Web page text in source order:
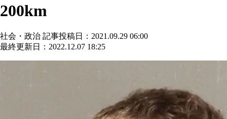
200km
社会・政治 記事投稿日：2021.09.29 06:00
最終更新日：2022.12.07 18:25